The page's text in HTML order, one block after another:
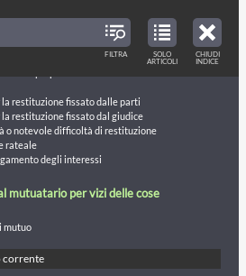
TABLE
OF
CONTENTS
CHIUDI
INDICE
TOC
TITLES
FILTRA
VIEW
ONLY
ARTICLES
IN
TABLE
SOLO
ARTICOLI
la restituzione fissato dalle parti
la restituzione fissato dal giudice
o notevole difficoltà di restituzione
rateale
degli interessi
mutuatario per vizi delle cose
mutuo
corrente